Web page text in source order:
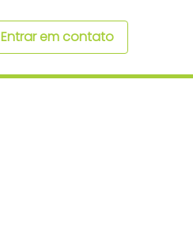
Entrar em contato